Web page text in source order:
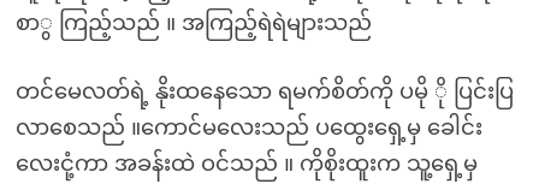
စာွ ကြည့်သည် ။ အကြည့်ရဲရဲများသည်
တင်မေလတ်ရဲ့ နိုးထနေသော ရမက်စိတ်ကို ပမို ို ပြင်းပြ
လာစေသည် ။ကောင်မလေးသည် ပထွေးရှေ့မှ ခေါင်း
လေးငုံ့ကာ အခန်းထဲ ဝင်သည် ။ ကိုစိုးထူးက သူ့ရှေ့မှ